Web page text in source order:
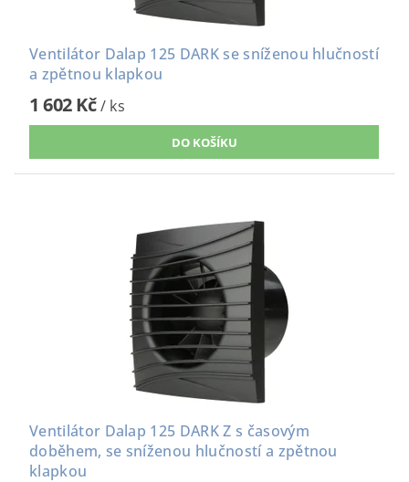
Ventilátor Dalap 125 DARK se sníženou hlučností
a zpětnou klapkou
1 602 Kč/ ks
Ventilátor Dalap 125 DARK Z s časovým
doběhem, se sníženou hlučností a zpětnou
klapkou